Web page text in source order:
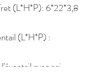
(L*H*P): 6*22*3,8
(L*H*P) :
avec soi